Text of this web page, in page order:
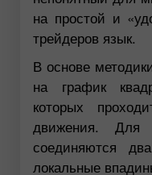
на простой и
трейдеров язык.
В основе
на график
которых
движения. Для
соединяются
локальные